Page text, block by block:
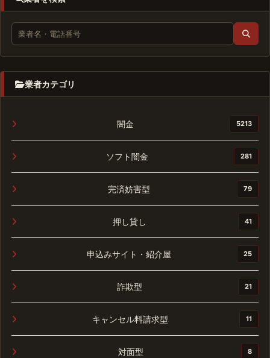
業者カテゴリ
闇金 5213
ソフト闇金 281
完済妨害型 79
押し貸し 41
申込みサイト・紹介屋 25
詐欺型 21
キャンセル料請求型 11
対面型 8